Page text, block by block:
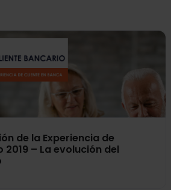
de la Experiencia de
– La evolución del